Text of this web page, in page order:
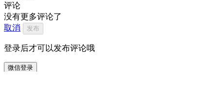
评论
没有更多评论了
取消
发布
登录后才可以发布评论哦
微信登录